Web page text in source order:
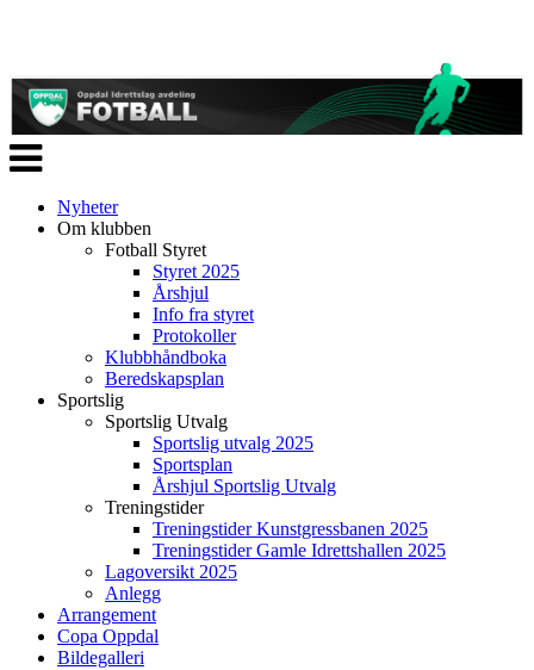
Veksle
navigasjon
Nyheter
Om klubben
Fotball Styret
Styret 2025
Årshjul
Info fra styret
Protokoller
Klubbhåndboka
Beredskapsplan
Sportslig
Sportslig Utvalg
Sportslig utvalg 2025
Sportsplan
Årshjul Sportslig Utvalg
Treningstider
Treningstider Kunstgressbanen 2025
Treningstider Gamle Idrettshallen 2025
Lagoversikt 2025
Anlegg
Arrangement
Copa Oppdal
Bildegalleri